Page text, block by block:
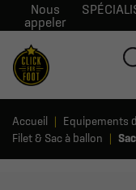
Nous
appeler
Accueil Equipements
Filet & Sac à ballon